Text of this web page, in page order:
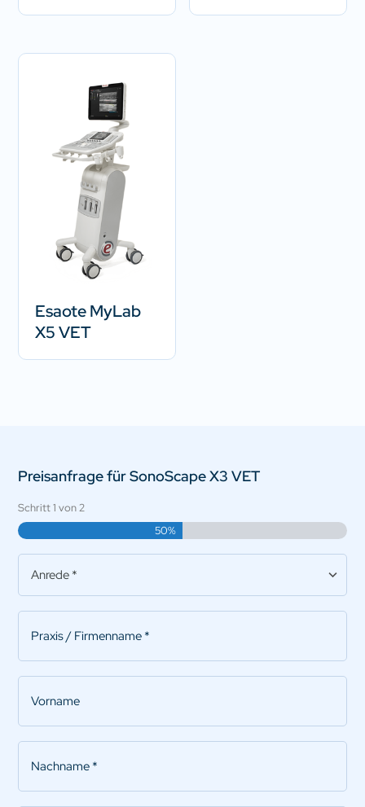
Esaote MyLab
X5 VET
Preisanfrage für SonoScape X3 VET
Schritt1 von2
50%
Anrede
Praxis/Firmenname
Vorname
Nachname